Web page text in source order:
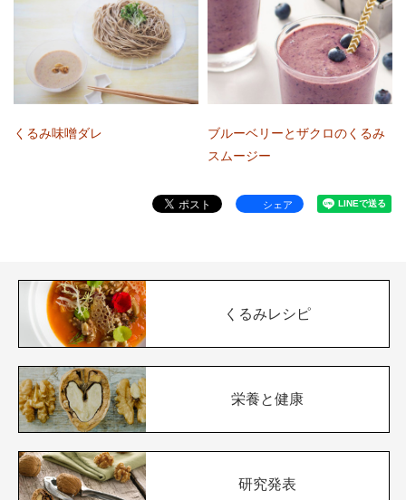
くるみ味噌ダレ
ブルーベリーとザクロのくるみ
スムージー
シェア
くるみレシピ
栄養と健康
研究発表